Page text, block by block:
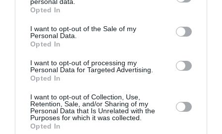
grant or deny consent to Google and its third-party tags to
use your data for below specified purposes in below Google
consent section.
Opted In
I want to opt-out of the Sale of my
Personal Data.
Opted In
I want to opt-out of processing my
Personal Data for Targeted Advertising.
Opted In
I want to opt-out of Collection, Use,
Retention, Sale, and/or Sharing of my
Personal Data that Is Unrelated with the
Purposes for which it was collected.
Opted In